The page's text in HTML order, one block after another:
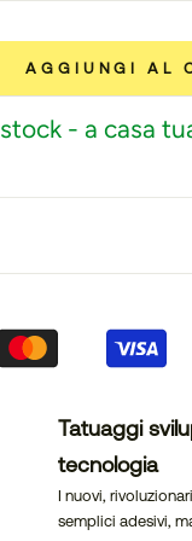
AGGIUNGI AL
- a casa
Tatuaggi
tecnologia
I nuovi,
semplici adesivi,